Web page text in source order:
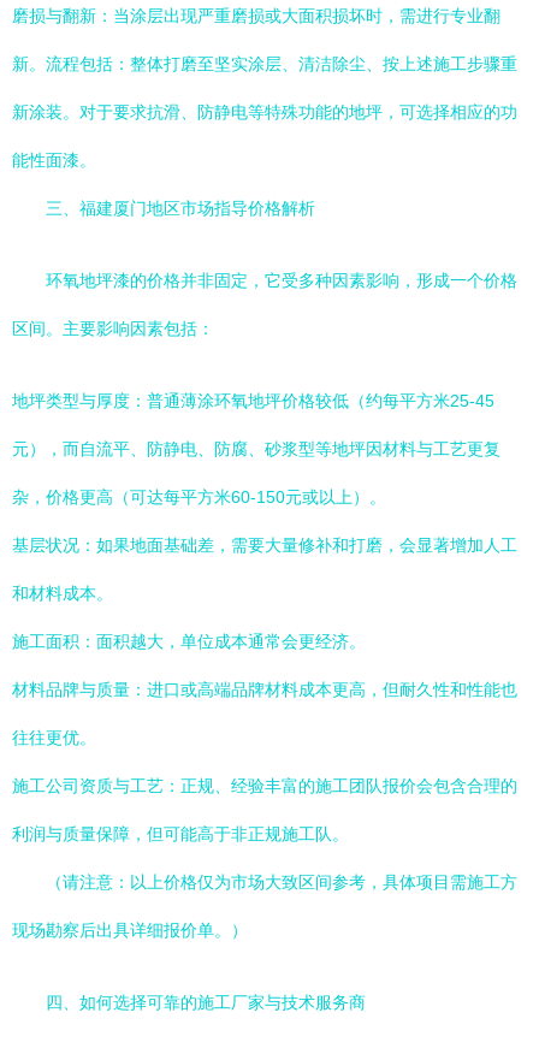
磨损与翻新：当涂层出现严重磨损或大面积损坏时，需进行专业翻
新。流程包括：整体打磨至坚实涂层、清洁除尘、按上述施工步骤重
新涂装。对于要求抗滑、防静电等特殊功能的地坪，可选择相应的功
能性面漆。
三、福建厦门地区市场指导价格解析
环氧地坪漆的价格并非固定，它受多种因素影响，形成一个价格
区间。主要影响因素包括：
地坪类型与厚度：普通薄涂环氧地坪价格较低（约每平方米25-45
元），而自流平、防静电、防腐、砂浆型等地坪因材料与工艺更复
杂，价格更高（可达每平方米60-150元或以上）。
基层状况：如果地面基础差，需要大量修补和打磨，会显著增加人工
和材料成本。
施工面积：面积越大，单位成本通常会更经济。
材料品牌与质量：进口或高端品牌材料成本更高，但耐久性和性能也
往往更优。
施工公司资质与工艺：正规、经验丰富的施工团队报价会包含合理的
利润与质量保障，但可能高于非正规施工队。
（请注意：以上价格仅为市场大致区间参考，具体项目需施工方
现场勘察后出具详细报价单。）
四、如何选择可靠的施工厂家与技术服务商